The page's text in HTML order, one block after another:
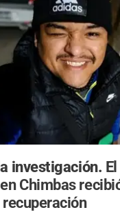
investigación.
Chimbas